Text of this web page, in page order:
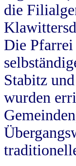
die
Die
Stabitz
wurden